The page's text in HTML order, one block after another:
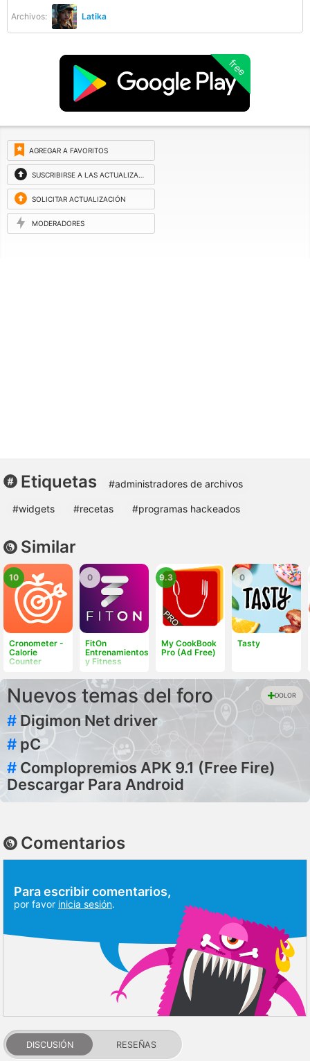
Archivos: Latika
free
AGREGAR A FAVORITOS
SUSCRIBIRSE A LAS ACTUALIZACIONES
SOLICITAR ACTUALIZACIÓN
MODERADORES
Etiquetas #administradores de archivos
#widgets #recetas #programas hackeados
Similar
Cronometer -
Calorie
Counter
10
FitOn
Entrenamientos
y Fitness
0
My CookBook
Pro (Ad Free)
9.3
Tasty
0
Nuevos temas del foro DOLOR
# Digimon Net driver
# pC
# Complopremios APK 9.1 (Free Fire)
Descargar Para Android
Comentarios
Para escribir comentarios,
por favor inicia sesión.
DISCUSIÓN RESEÑAS